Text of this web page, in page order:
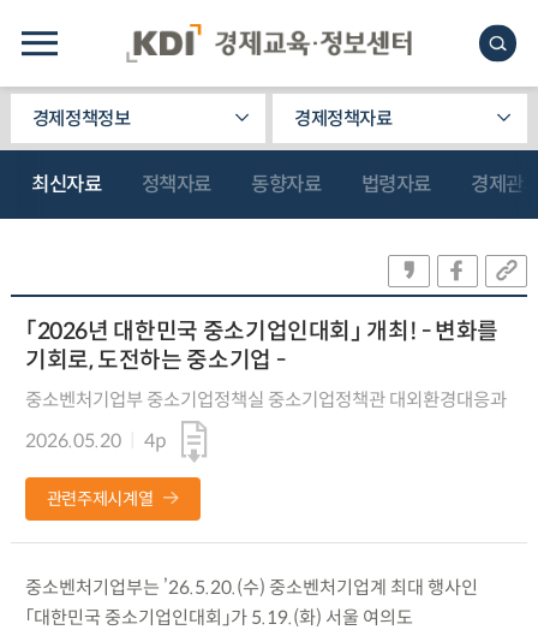
경제정책정보 경제정책자료
최신자료 정책자료 동향자료 법령자료 경제관
「2026년 대한민국 중소기업인대회」 개최! - 변화를
기회로, 도전하는 중소기업 -
중소벤처기업부 중소기업정책실 중소기업정책관 대외환경대응과
2026.05.20
4p
관련주제시계열
중소벤처기업부는 ’26.5.20.(수) 중소벤처기업계 최대 행사인
「대한민국 중소기업인대회」가 5.19.(화) 서울 여의도